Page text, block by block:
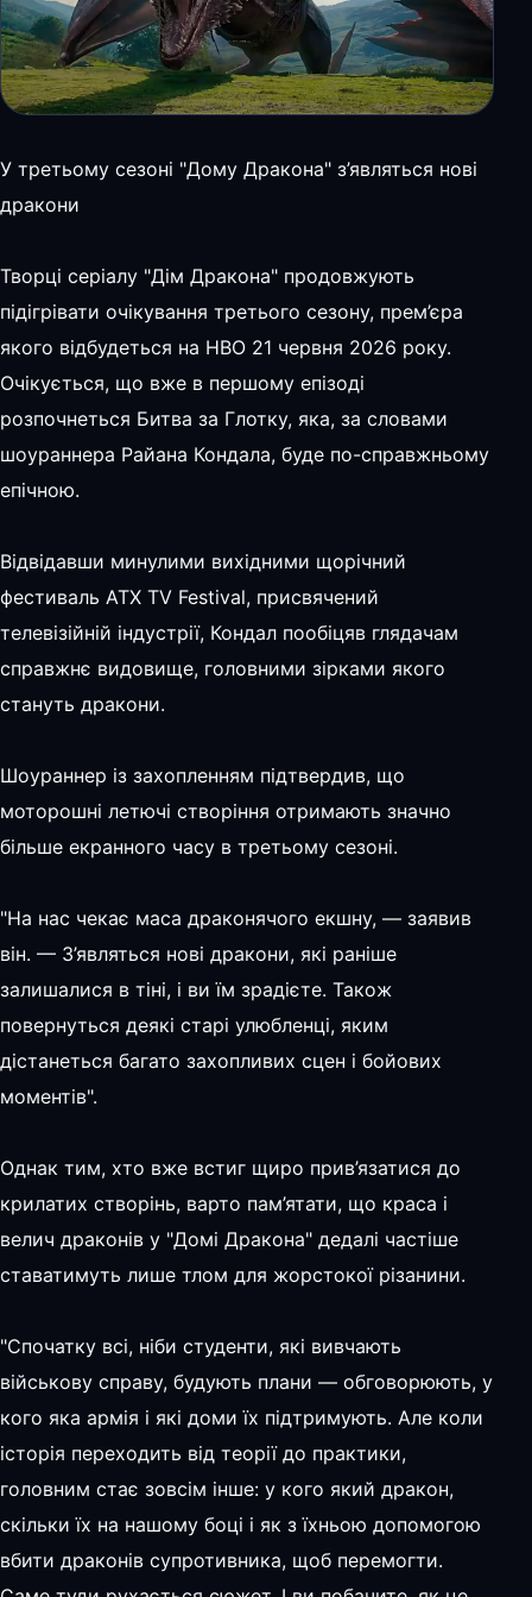
У третьому сезоні "Дому Дракона" з’являться нові
дракони
Творці серіалу "Дім Дракона" продовжують
підігрівати очікування третього сезону, прем’єра
якого відбудеться на HBO 21 червня 2026 року.
Очікується, що вже в першому епізоді
розпочнеться Битва за Глотку, яка, за словами
шоураннера Райана Кондала, буде по-справжньому
епічною.
Відвідавши минулими вихідними щорічний
фестиваль ATX TV Festival, присвячений
телевізійній індустрії, Кондал пообіцяв глядачам
справжнє видовище, головними зірками якого
стануть дракони.
Шоураннер із захопленням підтвердив, що
моторошні летючі створіння отримають значно
більше екранного часу в третьому сезоні.
"На нас чекає маса драконячого екшну, — заявив
він. — З’являться нові дракони, які раніше
залишалися в тіні, і ви їм зрадієте. Також
повернуться деякі старі улюбленці, яким
дістанеться багато захопливих сцен і бойових
моментів".
Однак тим, хто вже встиг щиро прив’язатися до
крилатих створінь, варто пам’ятати, що краса і
велич драконів у "Домі Дракона" дедалі частіше
ставатимуть лише тлом для жорстокої різанини.
"Спочатку всі, ніби студенти, які вивчають
військову справу, будують плани — обговорюють, у
кого яка армія і які доми їх підтримують. Але коли
історія переходить від теорії до практики,
головним стає зовсім інше: у кого який дракон,
скільки їх на нашому боці і як з їхньою допомогою
вбити драконів супротивника, щоб перемогти.